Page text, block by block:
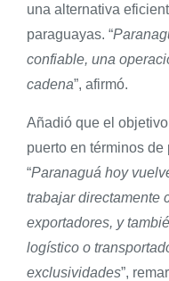
una alternativa
paraguayas. “
confiable, una
cadena”, afirmó.
Añadió que el
puerto en términos
“Paranaguá hoy
trabajar directamente
exportadores, y
logístico o
exclusividades”,